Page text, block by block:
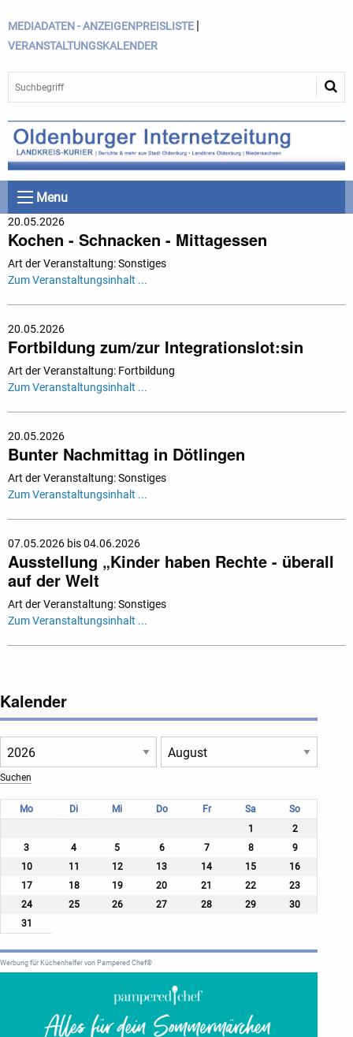
MEDIADATEN - ANZEIGENPREISLISTE |
VERANSTALTUNGSKALENDER
Menu
20.05.2026
Kochen - Schnacken - Mittagessen
Art der Veranstaltung: Sonstiges
Zum Veranstaltungsinhalt ...
20.05.2026
Fortbildung zum/zur Integrationslot:sin
Art der Veranstaltung: Fortbildung
Zum Veranstaltungsinhalt ...
20.05.2026
Bunter Nachmittag in Dötlingen
Art der Veranstaltung: Sonstiges
Zum Veranstaltungsinhalt ...
07.05.2026 bis 04.06.2026
Ausstellung „Kinder haben Rechte - überall
auf der Welt
Art der Veranstaltung: Sonstiges
Zum Veranstaltungsinhalt ...
Kalender
Mo Di Mi Do Fr Sa
So
1
2
3
4 5 6 7 8
9
10
11 12 13 14 15
16
17
18 19 20 21 22
23
24
25 26 27 28 29
30
31
Werbung für Küchenhelfer von Pampered Chef®